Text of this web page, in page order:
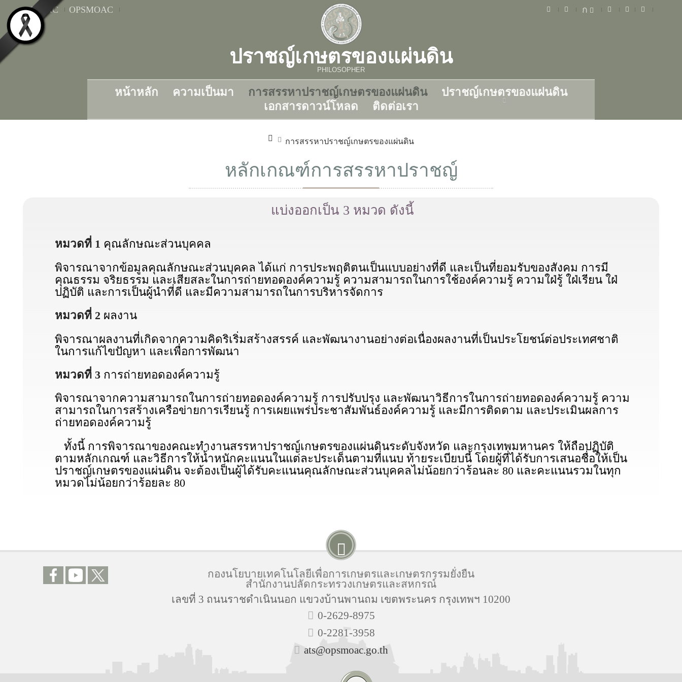
MOAC OPSMOAC ก
ปราชญ์เกษตรของแผ่นดิน
PHILOSOPHER
หน้าหลัก ความเป็นมา การสรรหาปราชญ์เกษตรของแผ่นดิน
ปราชญ์เกษตรของแผ่นดิน
เอกสารดาวน์โหลด
ติดต่อเรา
การสรรหาปราชญ์เกษตรของแผ่นดิน
หลักเกณฑ์การสรรหาปราชญ์
แบ่งออกเป็น 3 หมวด ดังนี้
หมวดที่ 1 คุณลักษณะส่วนบุคคล
พิจารณาจากข้อมูลคุณลักษณะส่วนบุคคล ได้แก่ การประพฤติตนเป็นแบบอย่างที่ดี และเป็นที่ยอมรับของสังคม การมี
คุณธรรม จริยธรรม และเสียสละในการถ่ายทอดองค์ความรู้ ความสามารถในการใช้องค์ความรู้ ความใฝ่รู้ ใฝ่เรียน ใฝ่
ปฏิบัติ และการเป็นผู้นำที่ดี และมีความสามารถในการบริหารจัดการ
หมวดที่ 2 ผลงาน
พิจารณาผลงานที่เกิดจากความคิดริเริ่มสร้างสรรค์ และพัฒนางานอย่างต่อเนื่องผลงานที่เป็นประโยชน์ต่อประเทศชาติ
ในการแก้ไขปัญหา และเพื่อการพัฒนา
หมวดที่ 3 การถ่ายทอดองค์ความรู้
พิจารณาจากความสามารถในการถ่ายทอดองค์ความรู้ การปรับปรุง และพัฒนาวิธีการในการถ่ายทอดองค์ความรู้ ความ
สามารถในการสร้างเครือข่ายการเรียนรู้ การเผยแพร่ประชาสัมพันธ์องค์ความรู้ และมีการติดตาม และประเมินผลการ
ถ่ายทอดองค์ความรู้
ทั้งนี้ การพิจารณาของคณะทำงานสรรหาปราชญ์เกษตรของแผ่นดินระดับจังหวัด และกรุงเทพมหานคร ให้ถือปฏิบัติ
ตามหลักเกณฑ์ และวิธีการให้น้ำหนักคะแนนในแต่ละประเด็นตามที่แนบ ท้ายระเบียบนี้ โดยผู้ที่ได้รับการเสนอชื่อให้เป็น
ปราชญ์เกษตรของแผ่นดิน จะต้องเป็นผู้ได้รับคะแนนคุณลักษณะส่วนบุคคลไม่น้อยกว่าร้อนละ 80 และคะแนนรวมในทุก
หมวดไม่น้อยกว่าร้อยละ 80
กองนโยบายเทคโนโลยีเพื่อการเกษตรและเกษตรกรรมยั่งยืน
สำนักงานปลัดกระทรวงเกษตรและสหกรณ์
เลขที่ 3 ถนนราชดำเนินนอก แขวงบ้านพานถม เขตพระนคร กรุงเทพฯ 10200
0-2629-8975
0-2281-3958
ats@opsmoac.go.th